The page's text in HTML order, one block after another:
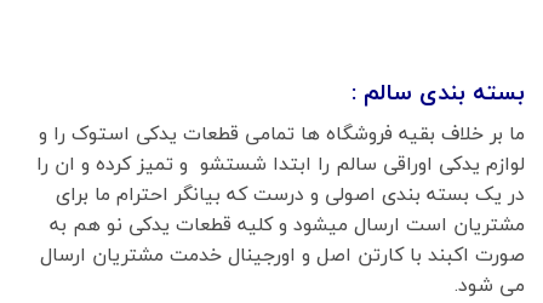
بسته بندی سالم :
ما بر خلاف بقیه فروشگاه ها تمامی قطعات یدکی استوک را و
لوازم یدکی اوراقی سالم را ابتدا شستشو و تمیز کرده و ان را
در یک بسته بندی اصولی و درست که بیانگر احترام ما برای
مشتریان است ارسال میشود و کلیه قطعات یدکی نو هم به
صورت اکبند با کارتن اصل و اورجینال خدمت مشتریان ارسال
می شود.